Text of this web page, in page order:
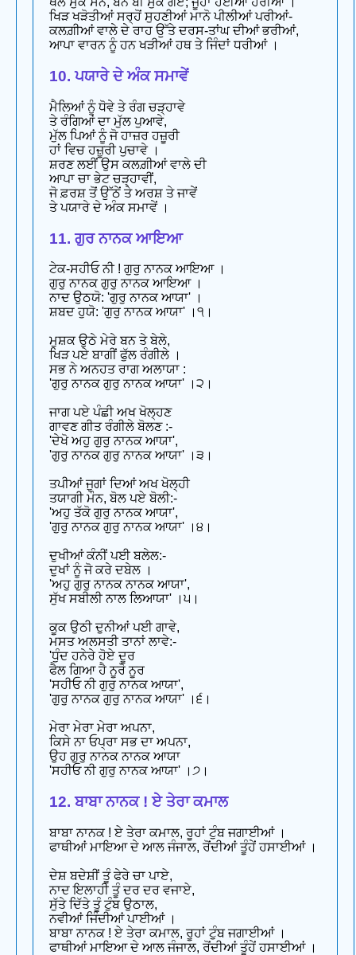
ਖਿੜ ਖੜੋਤੀਆਂ ਸਰ੍ਹੋਂ ਸੁਹਣੀਆਂ ਮਾਨੋ ਪੀਲੀਆਂ ਪਰੀਆਂ-
ਕਲਗ਼ੀਆਂ ਵਾਲੇ ਦੇ ਰਾਹ ਉੱਤੇ ਦਰਸ-ਤਾਂਘ ਦੀਆਂ ਭਰੀਆਂ,
ਆਪਾ ਵਾਰਨ ਨੂੰ ਹਨ ਖੜੀਆਂ ਹਥ ਤੇ ਜਿੰਦਾਂ ਧਰੀਆਂ ।
10. ਪਯਾਰੇ ਦੇ ਅੰਕ ਸਮਾਵੇਂ
ਮੈਲਿਆਂ ਨੂੰ ਧੋਵੇ ਤੇ ਰੰਗ ਚੜ੍ਹਾਵੇ
ਤੇ ਰੰਗਿਆਂ ਦਾ ਮੁੱਲ ਪੁਆਵੇ,
ਮੁੱਲ ਪਿਆਂ ਨੂੰ ਜੋ ਹਾਜ਼ਰ ਹਜ਼ੂਰੀ
ਹਾਂ ਵਿਚ ਹਜ਼ੂਰੀ ਪੁਚਾਵੇ ।
ਸ਼ਰਣ ਲਈਂ ਉਸ ਕਲਗ਼ੀਆਂ ਵਾਲੇ ਦੀ
ਆਪਾ ਚਾ ਭੇਟ ਚੜ੍ਹਾਵੀਂ,
ਜੋ ਫ਼ਰਸ਼ ਤੋਂ ਉੱਠੇਂ ਤੇ ਅਰਸ਼ ਤੇ ਜਾਵੇਂ
ਤੇ ਪਯਾਰੇ ਦੇ ਅੰਕ ਸਮਾਵੇਂ ।
11. ਗੁਰ ਨਾਨਕ ਆਇਆ
ਟੇਕ-ਸਹੀਓ ਨੀ ! ਗੁਰੁ ਨਾਨਕ ਆਇਆ ।
ਗੁਰੁ ਨਾਨਕ ਗੁਰੁ ਨਾਨਕ ਆਇਆ ।
ਨਾਦ ਉਠਯੋ: 'ਗੁਰੁ ਨਾਨਕ ਆਯਾ' ।
ਸ਼ਬਦ ਹੁਯੋ: 'ਗੁਰੁ ਨਾਨਕ ਆਯਾ' ।੧।
ਮੁਸ਼ਕ ਉਠੇ ਮੇਰੇ ਬਨ ਤੇ ਬੇਲੇ,
ਖਿੜ ਪਏ ਬਾਗੀਂ ਫੁੱਲ ਰੰਗੀਲੇ ।
ਸਭ ਨੇ ਅਨਹਤ ਰਾਗ ਅਲਾਯਾ :
'ਗੁਰੁ ਨਾਨਕ ਗੁਰੁ ਨਾਨਕ ਆਯਾ' ।੨।
ਜਾਗ ਪਏ ਪੰਛੀ ਅਖ ਖੋਲ੍ਹਣ
ਗਾਵਣ ਗੀਤ ਰੰਗੀਲੇ ਬੋਲਣ :-
'ਦੇਖੋ ਅਹੁ ਗੁਰੁ ਨਾਨਕ ਆਯਾ',
'ਗੁਰੁ ਨਾਨਕ ਗੁਰੁ ਨਾਨਕ ਆਯਾ' ।੩।
ਤਪੀਆਂ ਜੁਗਾਂ ਦਿਆਂ ਅਖ ਖੋਲ੍ਹੀ
ਤਯਾਗੀ ਮੌਨ, ਬੋਲ ਪਏ ਬੋਲੀ:-
'ਅਹੁ ਤੱਕੋ ਗੁਰੁ ਨਾਨਕ ਆਯਾ',
'ਗੁਰੁ ਨਾਨਕ ਗੁਰੁ ਨਾਨਕ ਆਯਾ' ।੪।
ਦੁਖੀਆਂ ਕੰਨੀਂ ਪਈ ਬਲੇਲ:-
ਦੁਖਾਂ ਨੂੰ ਜੋ ਕਰੇ ਦਬੇਲ ।
'ਅਹੁ ਗੁਰੁ ਨਾਨਕ ਨਾਨਕ ਆਯਾ',
ਸੁੱਖ ਸਬੀਲੀ ਨਾਲ ਲਿਆਯਾ' ।੫।
ਕੂਕ ਉਠੀ ਦੁਨੀਆਂ ਪਈ ਗਾਵੇ,
ਮਸਤ ਅਲਸਤੀ ਤਾਨਾਂ ਲਾਵੇ:-
'ਧੁੰਦ ਹਨੇਰੇ ਹੋਏ ਦੂਰ
ਫੈਲ ਗਿਆ ਹੈ ਨੂਰੋ ਨੂਰ
'ਸਹੀਓ ਨੀ ਗੁਰੁ ਨਾਨਕ ਆਯਾ',
'ਗੁਰੁ ਨਾਨਕ ਗੁਰੁ ਨਾਨਕ ਆਯਾ' ।੬।
ਮੇਰਾ ਮੇਰਾ ਮੇਰਾ ਅਪਨਾ,
ਕਿਸੇ ਨਾ ਓਪ੍ਰਾ ਸਭ ਦਾ ਅਪਨਾ,
ਉਹ ਗੁਰੁ ਨਾਨਕ ਨਾਨਕ ਆਯਾ
'ਸਹੀਓ ਨੀ ਗੁਰੁ ਨਾਨਕ ਆਯਾ' ।੭।
12. ਬਾਬਾ ਨਾਨਕ ! ਏ ਤੇਰਾ ਕਮਾਲ
ਬਾਬਾ ਨਾਨਕ ! ਏ ਤੇਰਾ ਕਮਾਲ, ਰੂਹਾਂ ਟੁੰਬ ਜਗਾਈਆਂ ।
ਫਾਥੀਆਂ ਮਾਇਆ ਦੇ ਆਲ ਜੰਜਾਲ, ਰੋਂਦੀਆਂ ਤੂੰਹੇਂ ਹਸਾਈਆਂ ।
ਦੇਸ਼ ਬਦੇਸ਼ੀਂ ਤੂੰ ਫੇਰੇ ਚਾ ਪਾਏ,
ਨਾਦ ਇਲਾਹੀ ਤੂੰ ਦਰ ਦਰ ਵਜਾਏ,
ਸੁੱਤੇ ਦਿੱਤੇ ਤੂੰ ਟੁੰਬ ਉਠਾਲ,
ਨਵੀਆਂ ਜਿੰਦੀਆਂ ਪਾਈਆਂ ।
ਬਾਬਾ ਨਾਨਕ ! ਏ ਤੇਰਾ ਕਮਾਲ, ਰੂਹਾਂ ਟੁੰਬ ਜਗਾਈਆਂ ।
ਫਾਥੀਆਂ ਮਾਇਆ ਦੇ ਆਲ ਜੰਜਾਲ, ਰੋਂਦੀਆਂ ਤੂੰਹੇਂ ਹਸਾਈਆਂ ।